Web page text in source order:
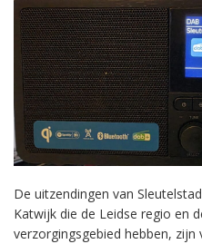
De uitzendingen van
Katwijk die de Leidse regio en
verzorgingsgebied hebben,